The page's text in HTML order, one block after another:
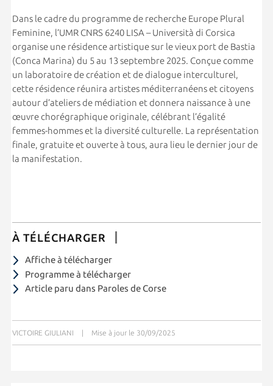
Dans le cadre du programme de recherche Europe Plural
Feminine, l’UMR CNRS 6240 LISA – Università di Corsica
organise une résidence artistique sur le vieux port de Bastia
(Conca Marina) du 5 au 13 septembre 2025. Conçue comme
un laboratoire de création et de dialogue interculturel,
cette résidence réunira artistes méditerranéens et citoyens
autour d’ateliers de médiation et donnera naissance à une
œuvre chorégraphique originale, célébrant l’égalité
femmes-hommes et la diversité culturelle. La représentation
finale, gratuite et ouverte à tous, aura lieu le dernier jour de
la manifestation.
À TÉLÉCHARGER
Affiche à télécharger
Programme à télécharger
Article paru dans Paroles de Corse
VICTOIRE GIULIANI | Mise à jour le 30/09/2025